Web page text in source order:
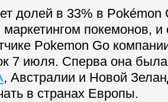
долей в 33% в Pokémon
покемонов, и
Pokemon Go
7 июля. Сперва она была
, Австралии и Новой
в странах Европы.